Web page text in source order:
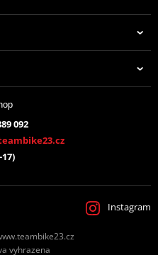
092
17)
Instagram
vyhrazena